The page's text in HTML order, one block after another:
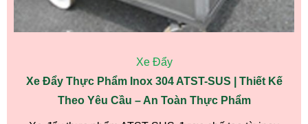
Xe Đẩy
Xe Đẩy Thực Phẩm Inox 304 ATST-SUS | Thiết Kế
Theo Yêu Cầu – An Toàn Thực Phẩm